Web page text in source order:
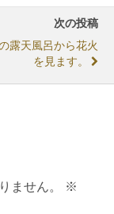
次の投稿
露天風呂から花火
を見ます。
ません。
※